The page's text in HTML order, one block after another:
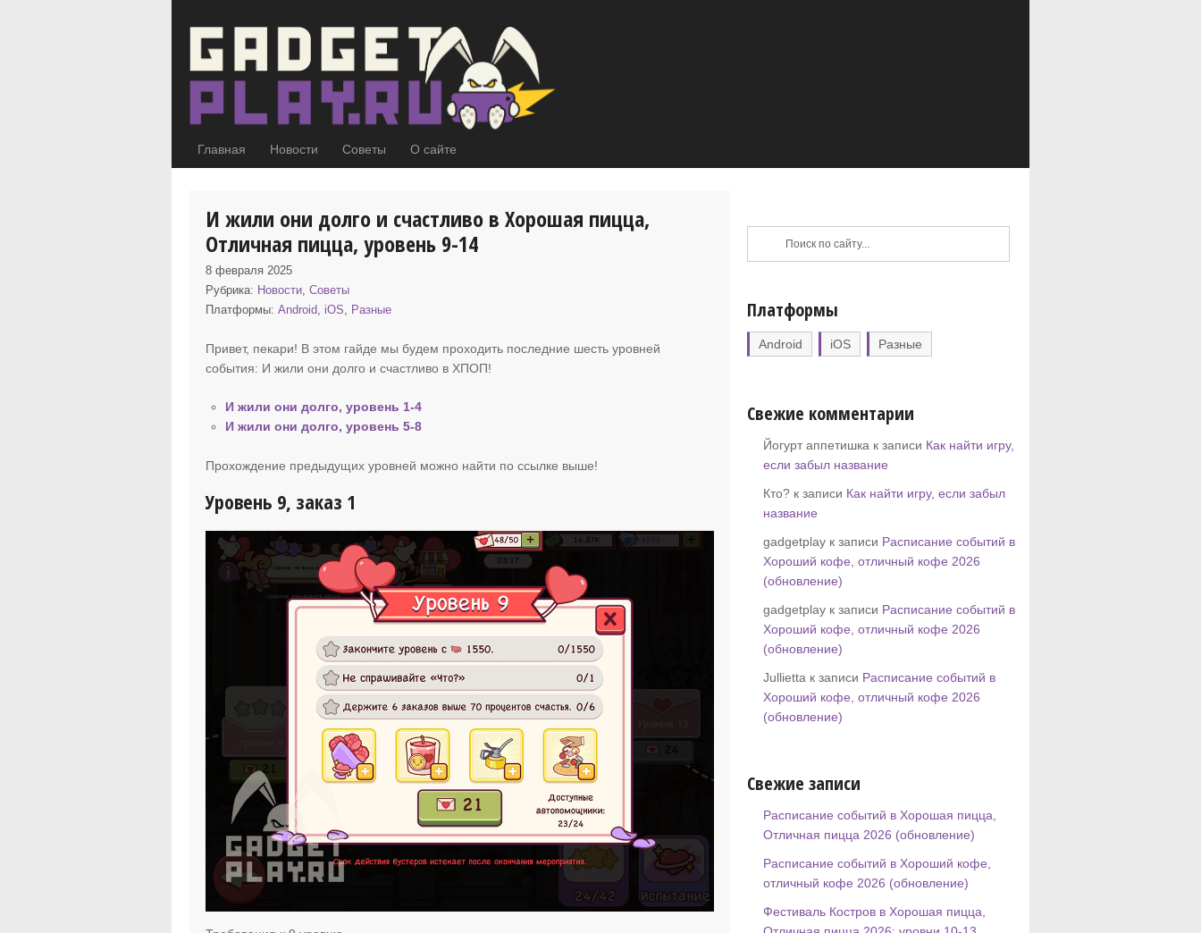
Главная Новости Советы О сайте
И жили они долго и счастливо в Хорошая пицца,
Отличная пицца, уровень 9-14
8 февраля 2025
Рубрика: Новости,Советы
Платформы:Android, iOS, Разные
Привет, пекари! В этом гайде мы будем проходить последние шесть уровней
события: И жили они долго и счастливо в ХПОП!
И жили они долго, уровень 1-4
И жили они долго, уровень 5-8
Прохождение предыдущих уровней можно найти по ссылке выше!
Уровень 9, заказ 1
Платформы
Android iOS Разные
Свежие комментарии
Йогурт аппетишка к записи Как найти игру,
если забыл название
Кто? к записи Как найти игру, если забыл
название
gadgetplay к записи Расписание событий в
Хороший кофе, отличный кофе 2026
(обновление)
gadgetplay к записи Расписание событий в
Хороший кофе, отличный кофе 2026
(обновление)
Jullietta к записи Расписание событий в
Хороший кофе, отличный кофе 2026
(обновление)
Свежие записи
Расписание событий в Хорошая пицца,
Отличная пицца 2026 (обновление)
Расписание событий в Хороший кофе,
отличный кофе 2026 (обновление)
Фестиваль Костров в Хорошая пицца,